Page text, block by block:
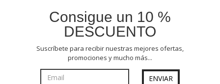
Consigue un 10 %
DESCUENTO
Suscríbete para recibir nuestras mejores ofertas,
promociones y mucho más...